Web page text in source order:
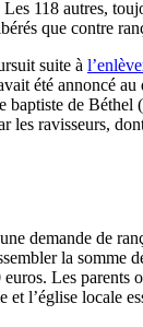
118 autres,
que contre
suite à
été annoncé
baptiste de Béthel
les ravisseurs,
demande de
la somme
Les parents
et l’église locale